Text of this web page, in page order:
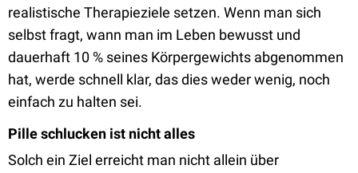
realistische Therapieziele setzen. Wenn man sich
selbst fragt, wann man im Leben bewusst und
dauerhaft 10 % seines Körpergewichts abgenommen
hat, werde schnell klar, das dies weder wenig, noch
einfach zu halten sei.
Pille schlucken ist nicht alles
Solch ein Ziel erreicht man nicht allein über